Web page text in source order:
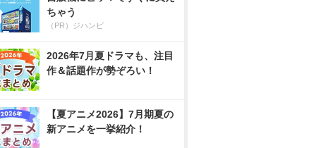
ちゃう
（PR）ジハンピ
2026年7月夏ドラマも、注目
作＆話題作が勢ぞろい！
【夏アニメ2026】7月期夏の
新アニメを一挙紹介！